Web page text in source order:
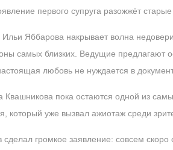
первого супруга разожжёт
Яббарова накрывает волна
самых близких. Ведущие предлагают
любовь не нуждается в
Квашникова пока остаются одной из
который уже вызвал ажиотаж среди
громкое заявление: совсем